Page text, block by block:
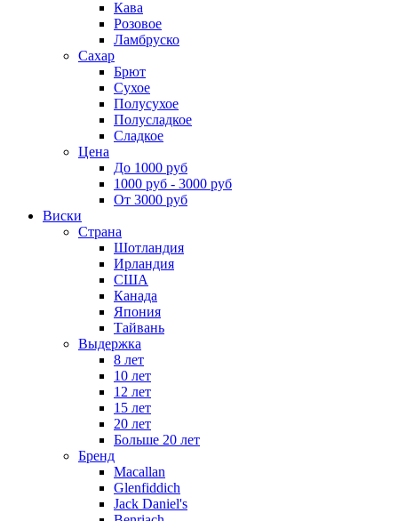
Кава
Розовое
Ламбруско
Сахар
Брют
Сухое
Полусухое
Полусладкое
Сладкое
Цена
До 1000 руб
1000 руб - 3000 руб
От 3000 руб
Виски
Страна
Шотландия
Ирландия
США
Канада
Япония
Тайвань
Выдержка
8 лет
10 лет
12 лет
15 лет
20 лет
Больше 20 лет
Бренд
Macallan
Glenfiddich
Jack Daniel's